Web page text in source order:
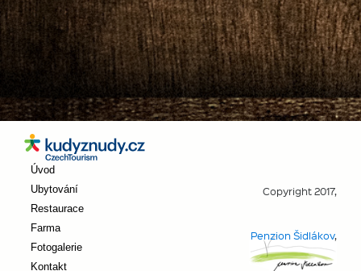
Úvod
Ubytování
Restaurace
Farma
Fotogalerie
Kontakt
Copyright 2017,
Penzion Šidlákov,